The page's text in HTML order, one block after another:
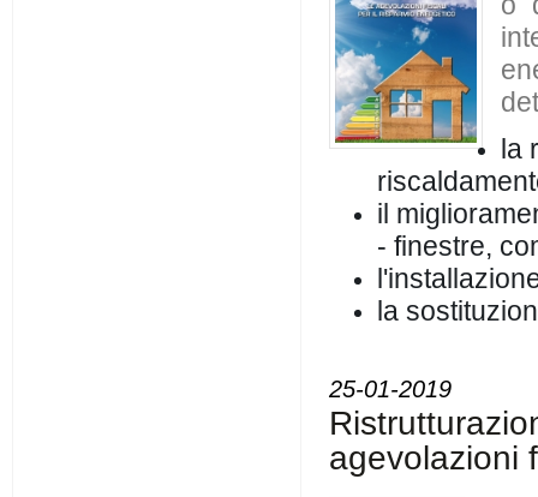
la
il
- finestre,
la
25-01-2019
agevolazioni